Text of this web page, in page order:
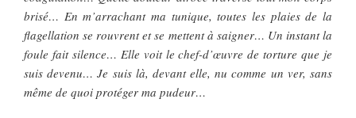
brisé… En m’arrachant ma tunique, toutes les plaies de la
flagellation se rouvrent et se mettent à saigner… Un instant la
foule fait silence… Elle voit le chef-d’œuvre de torture que je
suis devenu… Je suis là, devant elle, nu comme un ver, sans
même de quoi protéger ma pudeur…